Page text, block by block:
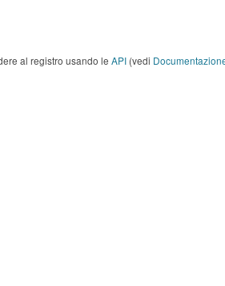
al registro usando le API (vedi